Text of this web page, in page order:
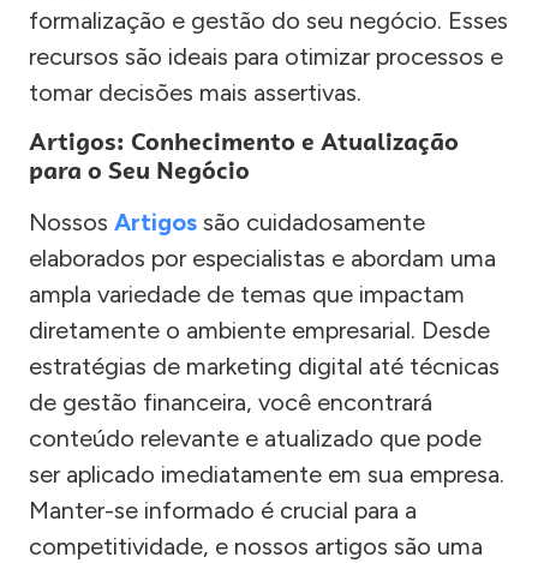
formalização e gestão do seu negócio. Esses
recursos são ideais para otimizar processos e
tomar decisões mais assertivas.
Artigos: Conhecimento e Atualização
para o Seu Negócio
Nossos Artigos são cuidadosamente
elaborados por especialistas e abordam uma
ampla variedade de temas que impactam
diretamente o ambiente empresarial. Desde
estratégias de marketing digital até técnicas
de gestão financeira, você encontrará
conteúdo relevante e atualizado que pode
ser aplicado imediatamente em sua empresa.
Manter-se informado é crucial para a
competitividade, e nossos artigos são uma